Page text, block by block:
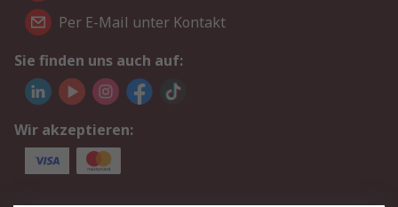
Per E-Mail unter Kontakt
Sie finden uns auch auf:
Wir akzeptieren: